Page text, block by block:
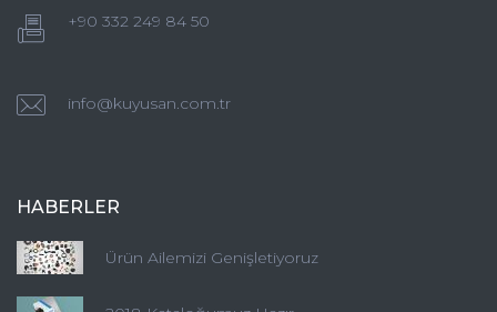
+90 332 249 84 50
info@kuyusan.com.tr
HABERLER
Ürün Ailemizi Genişletiyoruz